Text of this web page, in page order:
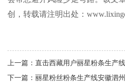
创，转载请注明出处：
上一篇： 直击西藏用户丽星粉条生产
下一篇： 丽星粉丝粉条生产线安徽泗